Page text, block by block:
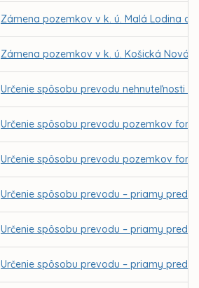
Zámena pozemkov v k. ú. Malá Lodina a
Zámena pozemkov v k. ú. Košická Nová
Určenie spôsobu prevodu nehnuteľnosti -
Určenie spôsobu prevodu pozemkov
Určenie spôsobu prevodu pozemkov
Určenie spôsobu prevodu – priamy
Určenie spôsobu prevodu – priamy
Určenie spôsobu prevodu – priamy